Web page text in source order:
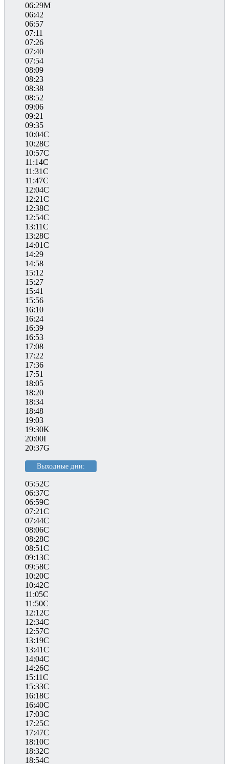
06:29M
06:42
06:57
07:11
07:26
07:40
07:54
08:09
08:23
08:38
08:52
09:06
09:21
09:35
10:04C
10:28C
10:57C
11:14C
11:31C
11:47C
12:04C
12:21C
12:38C
12:54C
13:11C
13:28C
14:01C
14:29
14:58
15:12
15:27
15:41
15:56
16:10
16:24
16:39
16:53
17:08
17:22
17:36
17:51
18:05
18:20
18:34
18:48
19:03
19:30K
20:00I
20:37G
Выходные дни:
05:52C
06:37C
06:59C
07:21C
07:44C
08:06C
08:28C
08:51C
09:13C
09:58C
10:20C
10:42C
11:05C
11:50C
12:12C
12:34C
12:57C
13:19C
13:41C
14:04C
14:26C
15:11C
15:33C
16:18C
16:40C
17:03C
17:25C
17:47C
18:10C
18:32C
18:54C